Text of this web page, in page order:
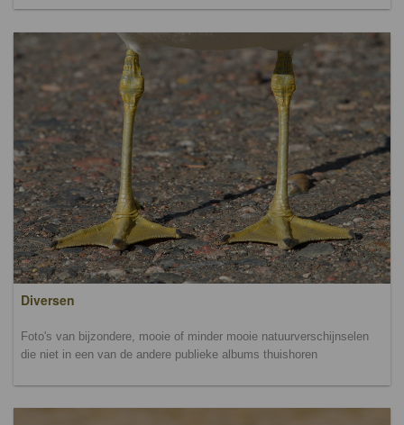
Diversen
Foto's van bijzondere, mooie of minder mooie natuurverschijnselen
die niet in een van de andere publieke albums thuishoren